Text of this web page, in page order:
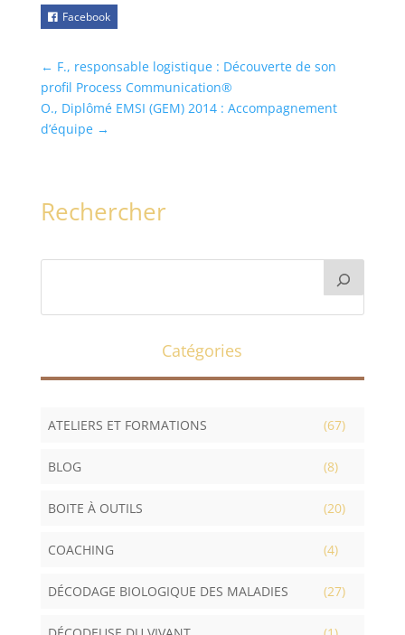
Facebook
← F., responsable logistique : Découverte de son
profil Process Communication®
O., Diplômé EMSI (GEM) 2014 : Accompagnement
d’équipe →
Rechercher
Catégories
ATELIERS ET FORMATIONS (67)
BLOG (8)
BOITE À OUTILS (20)
COACHING (4)
DÉCODAGE BIOLOGIQUE DES MALADIES (27)